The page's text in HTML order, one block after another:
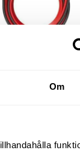
Om